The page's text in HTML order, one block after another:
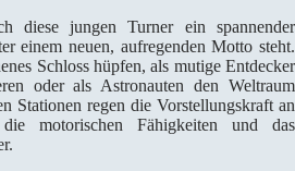
diese jungen Turner ein spannender
einem neuen, aufregenden Motto steht.
Schloss hüpfen, als mutige Entdecker
oder als Astronauten den Weltraum
Stationen regen die Vorstellungskraft an
motorischen Fähigkeiten und das